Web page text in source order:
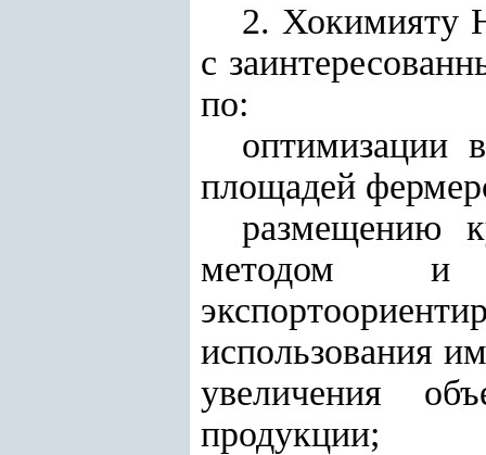
2. Хокимияту
с
по:
оптимизации
площадей
размещению
методом и
использования
увеличения
продукции;